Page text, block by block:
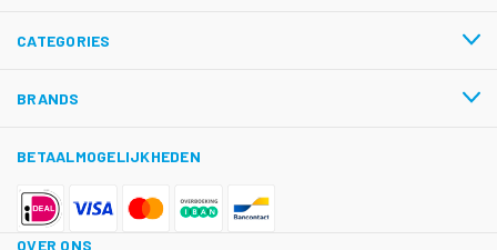
CATEGORIES
BRANDS
BETAALMOGELIJKHEDEN
OVER ONS